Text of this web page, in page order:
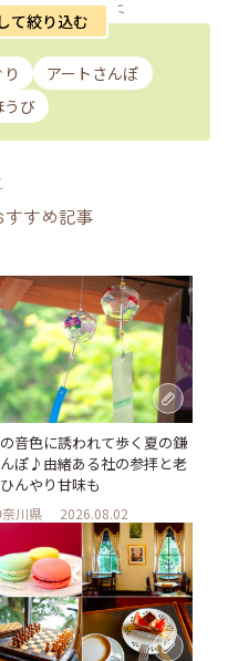
て絞り込む
アートさんぽ
うび
すすめ記事
音色に誘われて歩く夏の鎌
ぽ♪由緒ある社の参拝と老
んやり甘味も
川県 2026.08.02